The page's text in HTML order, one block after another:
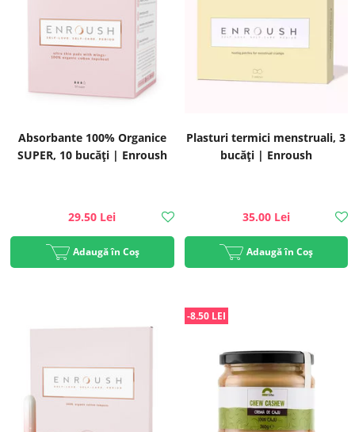
Absorbante 100% Organice
SUPER, 10 bucăți | Enroush
29.50 Lei
Adaugă în Coș
Plasturi termici menstruali, 3
bucăți | Enroush
35.00 Lei
Adaugă în Coș
-8.50 LEI